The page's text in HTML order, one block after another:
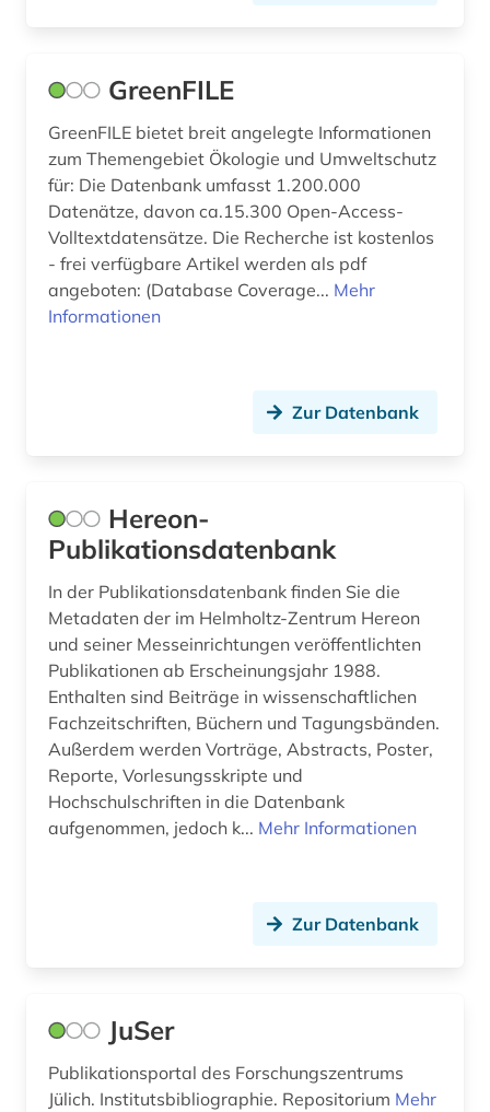
GreenFILE
GreenFILE bietet breit angelegte Informationen
zum Themengebiet Ökologie und Umweltschutz
für: Die Datenbank umfasst 1.200.000
Datenätze, davon ca.15.300 Open-Access-
Volltextdatensätze. Die Recherche ist kostenlos
- frei verfügbare Artikel werden als pdf
angeboten: (Database Coverage... Mehr
Informationen
Zur Datenbank
Hereon-
Publikationsdatenbank
In der Publikationsdatenbank finden Sie die
Metadaten der im Helmholtz-Zentrum Hereon
und seiner Messeinrichtungen veröffentlichten
Publikationen ab Erscheinungsjahr 1988.
Enthalten sind Beiträge in wissenschaftlichen
Fachzeitschriften, Büchern und Tagungsbänden.
Außerdem werden Vorträge, Abstracts, Poster,
Reporte, Vorlesungsskripte und
Hochschulschriften in die Datenbank
aufgenommen, jedoch k... Mehr Informationen
Zur Datenbank
JuSer
Publikationsportal des Forschungszentrums
Jülich. Institutsbibliographie. Repositorium Mehr